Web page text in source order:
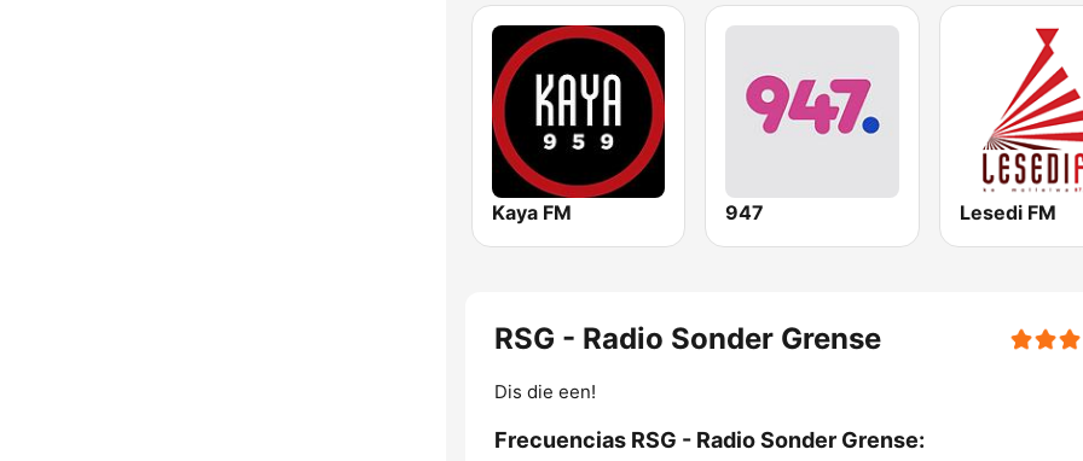
Kaya FM 947 Lesedi FM
RSG - Radio Sonder Grense
Dis die een!
Frecuencias RSG - Radio Sonder Grense: